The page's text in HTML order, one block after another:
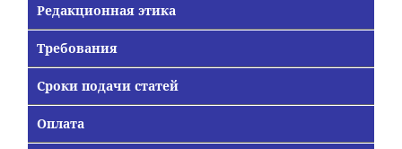
Редакционная этика
Требования
Сроки подачи статей
Оплата